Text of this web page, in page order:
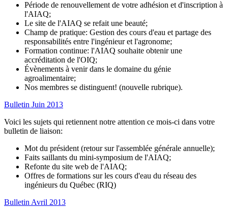
Période de renouvellement de votre adhésion et d'inscription à
l'AIAQ;
Le site de l'AIAQ se refait une beauté;
Champ de pratique: Gestion des cours d'eau et partage des
responsabilités entre l'ingénieur et l'agronome;
Formation continue: l'AIAQ souhaite obtenir une
accréditation de l'OIQ;
Évènements à venir dans le domaine du génie
agroalimentaire;
Nos membres se distinguent! (nouvelle rubrique).
Bulletin Juin 2013
Voici les sujets qui retiennent notre attention ce mois-ci dans votre
bulletin de liaison:
Mot du président (retour sur l'assemblée générale annuelle);
Faits saillants du mini-symposium de l'AIAQ;
Refonte du site web de l'AIAQ;
Offres de formations sur les cours d'eau du réseau des
ingénieurs du Québec (RIQ)
Bulletin Avril 2013